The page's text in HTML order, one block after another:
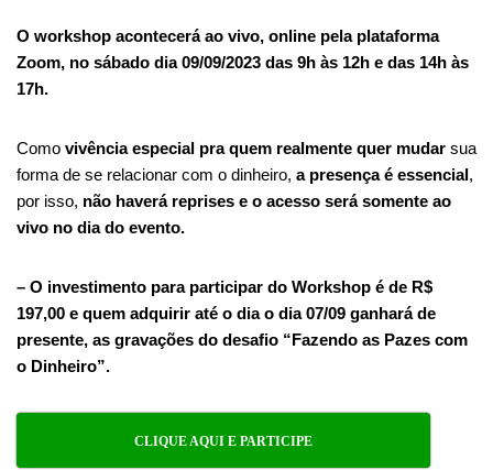
O workshop acontecerá ao vivo, online pela plataforma
Zoom, no sábado dia 09/09/2023 das 9h às 12h e das 14h às
17h.
Como vivência especial pra quem realmente quer mudar sua
forma de se relacionar com o dinheiro, a presença é essencial,
por isso, não haverá reprises e o acesso será somente ao
vivo no dia do evento.
– O investimento para participar do Workshop é de R$
197,00 e quem adquirir até o dia o dia 07/09 ganhará de
presente, as gravações do desafio “Fazendo as Pazes com
o Dinheiro”.
CLIQUE AQUI E PARTICIPE